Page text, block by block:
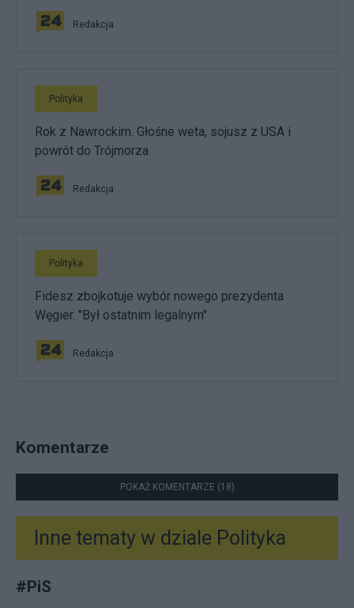
Redakcja
Polityka
Rok z Nawrockim. Głośne weta, sojusz z USA i
powrót do Trójmorza
Redakcja
Polityka
Fidesz zbojkotuje wybór nowego prezydenta
Węgier. "Był ostatnim legalnym"
Redakcja
Komentarze
POKAŻ KOMENTARZE (18)
Inne tematy w dziale Polityka
#PiS